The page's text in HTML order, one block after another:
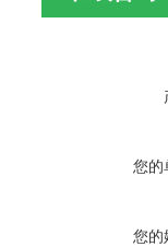
您的
您的